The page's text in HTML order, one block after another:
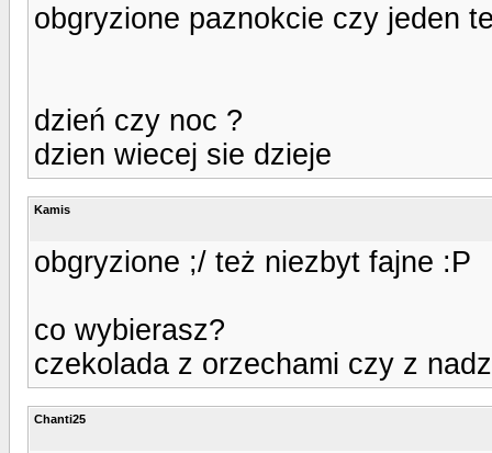
obgryzione paznokcie czy jeden
dzień czy noc ?
dzien wiecej sie dzieje
Kamis
obgryzione ;/ też niezbyt fajne :P
co wybierasz?
czekolada z orzechami czy z
Chanti25